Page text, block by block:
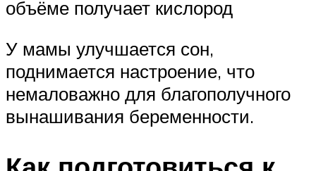
объёме получает кислород
У мамы улучшается сон,
поднимается настроение, что
немаловажно для благополучного
вынашивания беременности.